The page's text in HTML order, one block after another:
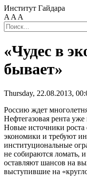
Институт Гайдара
A A A
«Чудес в
бывает»
Thursday, 22.08.2013,
Россию ждет
Нефтегазовая рента
Новые источники роста
экономики и требуют
институциональные
не собираются ломать,
оставляют шансов на
выступившие на